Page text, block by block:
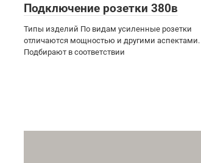
Подключение розетки 380в
Типы изделий По видам усиленные розетки
отличаются мощностью и другими аспектами.
Подбирают в соответствии